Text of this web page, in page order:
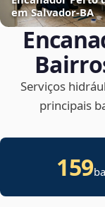
em Salvador‑BA
Serviços
principais
159